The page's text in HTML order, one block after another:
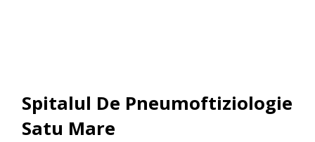
Spitalul De Pneumoftiziologie
Satu Mare